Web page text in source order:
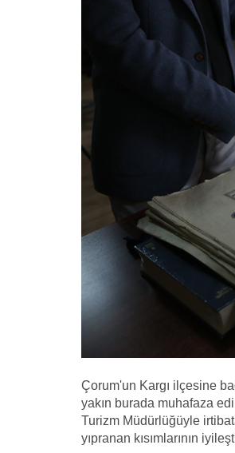
Çorum'un Kargı ilçesine
yakın burada muhafaza
Turizm Müdürlüğüyle
yıpranan kısımlarının